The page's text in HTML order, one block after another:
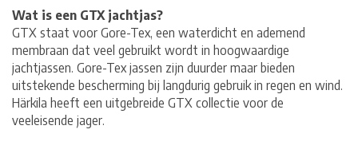
Wat is een GTX jachtjas?
GTX staat voor Gore-Tex, een waterdicht en ademend
membraan dat veel gebruikt wordt in hoogwaardige
jachtjassen. Gore-Tex jassen zijn duurder maar bieden
uitstekende bescherming bij langdurig gebruik in regen en wind.
Härkila heeft een uitgebreide GTX collectie voor de
veeleisende jager.